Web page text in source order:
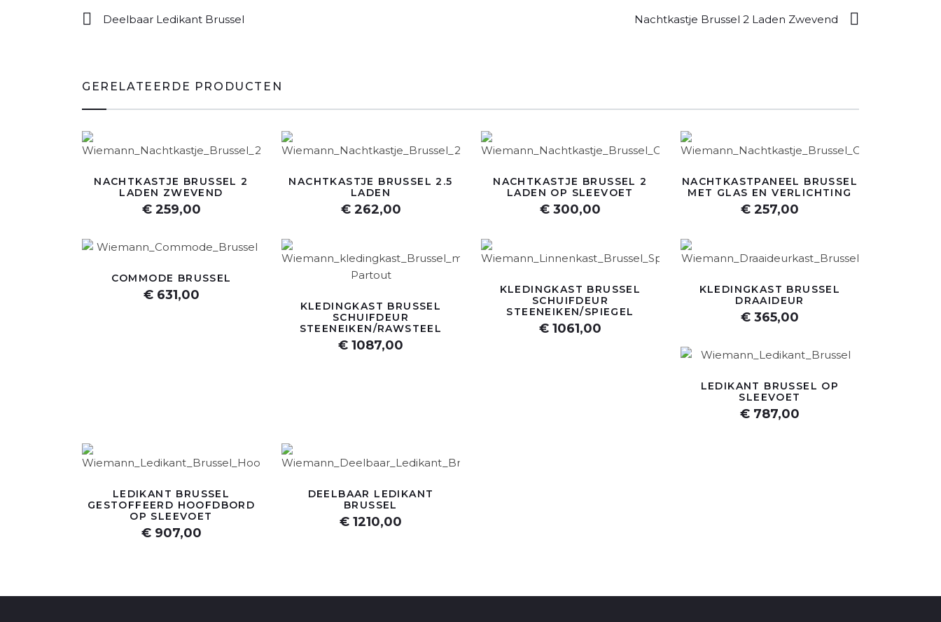
Deelbaar Ledikant Brussel Nachtkastje Brussel 2 Laden Zwevend
GERELATEERDE PRODUCTEN
NACHTKASTJE BRUSSEL 2
LADEN ZWEVEND
€ 259,00
NACHTKASTJE BRUSSEL 2.5
LADEN
€ 262,00
NACHTKASTJE BRUSSEL 2
LADEN OP SLEEVOET
€ 300,00
NACHTKASTPANEEL BRUSSEL
MET GLAS EN VERLICHTING
€ 257,00
COMMODE BRUSSEL
€ 631,00
KLEDINGKAST BRUSSEL
SCHUIFDEUR
STEENEIKEN/RAWSTEEL
€ 1087,00
KLEDINGKAST BRUSSEL
SCHUIFDEUR
STEENEIKEN/SPIEGEL
€ 1061,00
KLEDINGKAST BRUSSEL
DRAAIDEUR
€ 365,00
LEDIKANT BRUSSEL OP
SLEEVOET
€ 787,00
LEDIKANT BRUSSEL
GESTOFFEERD HOOFDBORD
OP SLEEVOET
€ 907,00
DEELBAAR LEDIKANT
BRUSSEL
€ 1210,00